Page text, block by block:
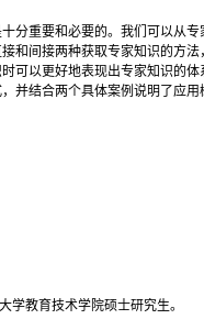
分重要和必要的。我们可以从
和间接两种获取专家知识的方
可以更好地表现出专家知识的
并结合两个具体案例说明了应
学教育技术学院硕士研究生。